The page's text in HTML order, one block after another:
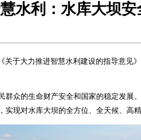
水利：水库大坝安
于大力推进智慧水利建设的指导意见
群众的生命财产安全和国家的稳定发
现对水库大坝的全方位、全天候、高